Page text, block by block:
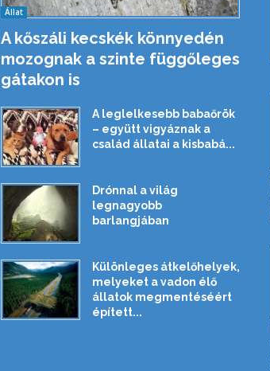
Állat
A kőszáli kecskék könnyedén
mozognak a szinte függőleges
gátakon is
A leglelkesebb babaőrök
– együtt vigyáznak a
család állatai a kisbabá...
Drónnal a világ
legnagyobb
barlangjában
Különleges átkelőhelyek,
melyeket a vadon élő
állatok megmentéséért
épített...